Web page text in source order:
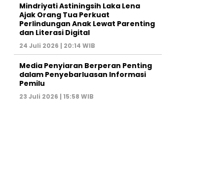
Mindriyati Astiningsih Laka Lena
Ajak Orang Tua Perkuat
Perlindungan Anak Lewat Parenting
dan Literasi Digital
24 Juli 2026 | 20:14 WIB
Media Penyiaran Berperan Penting
dalam Penyebarluasan Informasi
Pemilu
23 Juli 2026 | 15:58 WIB